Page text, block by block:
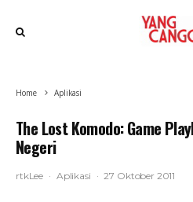
Home Aplikasi
The Lost Komodo: Game
Negeri
rtkLee · Aplikasi · 27 Oktober 2011